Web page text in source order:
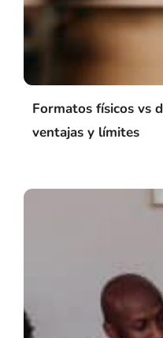
Formatos físicos vs
ventajas y límites